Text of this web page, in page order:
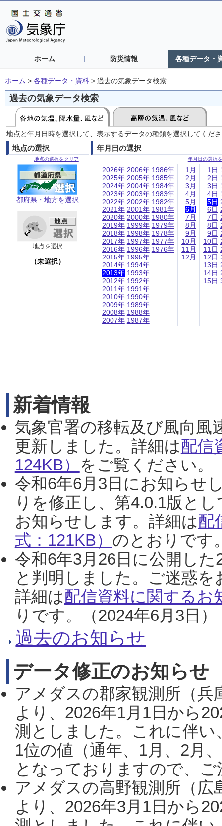
ホーム 防災情報 各種データ・
ホーム > 各種データ・資料 > 過去の気象データ検索
過去の気象データ検索
地点と年月日時を選択して、表示するデータの種類を選択してくだ
地点の選択
地点の選択をクリア
都府県・地方を選択
地点を選択
（未選択）
年月日の選択
年月日の選択
2026年
2025年
2024年
2023年
2022年
2021年
2020年
2019年
2018年
2017年
2016年
2015年
2014年
2013年
2012年
2011年
2010年
2009年
2008年
2007年
2006年
2005年
2004年
2003年
2002年
2001年
2000年
1999年
1998年
1997年
1996年
1995年
1994年
1993年
1992年
1991年
1990年
1989年
1988年
1987年
1986年
1985年
1984年
1983年
1982年
1981年
1980年
1979年
1978年
1977年
1976年
1月
2月
3月
4月
5月
6月
7月
8月
9月
10月
11月
12月
1日
2日
3日
4日
5日
6日
7日
8日
9日
10日
11日
12日
13日
14日
15日
新着情報
気象官署の移転及び風向風
更新しました。詳細は配信
124KB） をご覧ください。
令和6年6月3日にお知らせ
りを修正し、第4.0.1版と
お知らせします。詳細は配
式：121KB） のとおりです
令和6年3月26日に公開し
と判明しました。ご迷惑
詳細は配信資料に関するお
りです。（2024年6月3日）
過去のお知らせ
データ修正のお知らせ
アメダスの郡家観測所（
より、2026年1月1日から
測としました。これに伴い
1位の値（通年、1月、2月
となっておりますので、
アメダスの高野観測所（
より、2026年3月1日から